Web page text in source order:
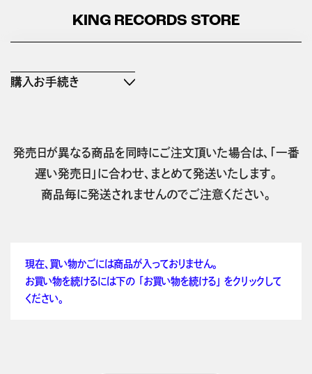
KING RECORDS STORE
購入お手続き
発売日が異なる商品を同時にご注文頂いた場合は、「一番
遅い発売日」に合わせ、まとめて発送いたします。
商品毎に発送されませんのでご注意ください。
現在、買い物かごには商品が入っておりません。
お買い物を続けるには下の 「お買い物を続ける」 をクリックして
ください。